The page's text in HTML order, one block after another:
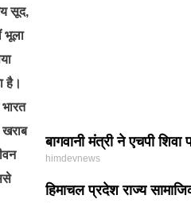
सूद,
भूला
है।
बागवानी मंत्री ने एचपी शिवा
himdevnews
हिमाचल प्रदेश राज्य